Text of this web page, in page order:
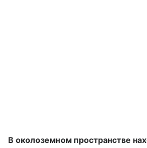
В околоземном пространстве